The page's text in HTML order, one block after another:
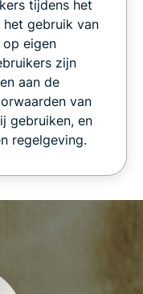
tijdens het
gebruik van
eigen
zijn
aan de
van
gebruiken, en
regelgeving.